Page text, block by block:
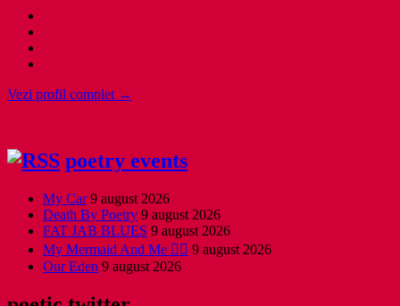
Vezi profil complet →
poetry events
My Car 9 august 2026
Death By Poetry 9 august 2026
FAT JAB BLUES 9 august 2026
My Mermaid And Me 🧜‍♀️ 9 august 2026
Our Eden 9 august 2026